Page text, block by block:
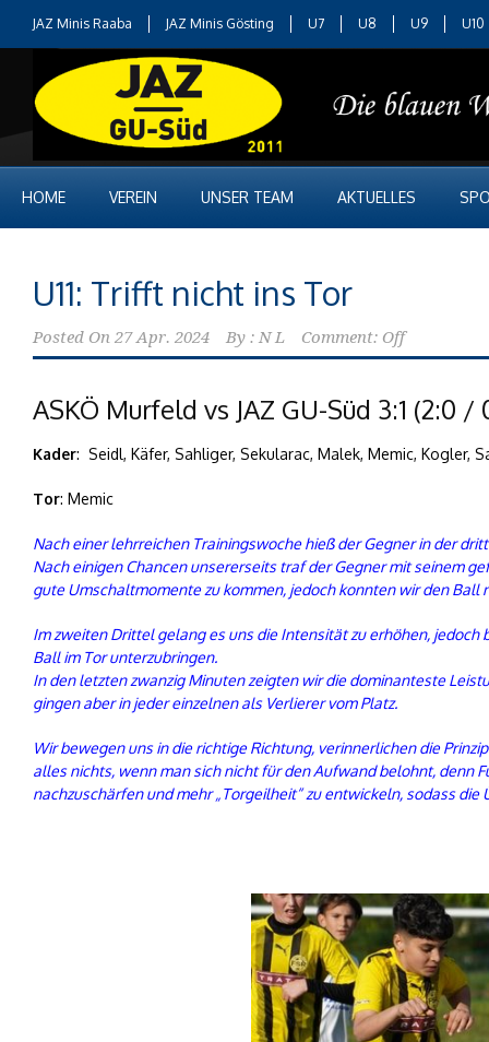
JAZ Minis Raaba JAZ Minis Gösting U7 U8 U9 U10
HOME VEREIN UNSER TEAM AKTUELLES
U11: Trifft nicht ins Tor
Posted On 27 Apr. 2024 By : N L Comment: Off
ASKÖ Murfeld vs JAZ GU-Süd 3:1 (2:0 /
Kader: Seidl, Käfer, Sahliger, Sekularac, Malek, Memic, Kogler,
Tor: Memic
Nach einer lehrreichen Trainingswoche hieß der Gegner in der
Nach einigen Chancen unsererseits traf der Gegner mit seinem
gute Umschaltmomente zu kommen, jedoch konnten wir den
Im zweiten Drittel gelang es uns die Intensität zu erhöhen,
Ball im Tor unterzubringen.
In den letzten zwanzig Minuten zeigten wir die dominanteste
gingen aber in jeder einzelnen als Verlierer vom Platz.
Wir bewegen uns in die richtige Richtung, verinnerlichen die
alles nichts, wenn man sich nicht für den Aufwand belohnt, denn
nachzuschärfen und mehr „Torgeilheit“ zu entwickeln, sodass